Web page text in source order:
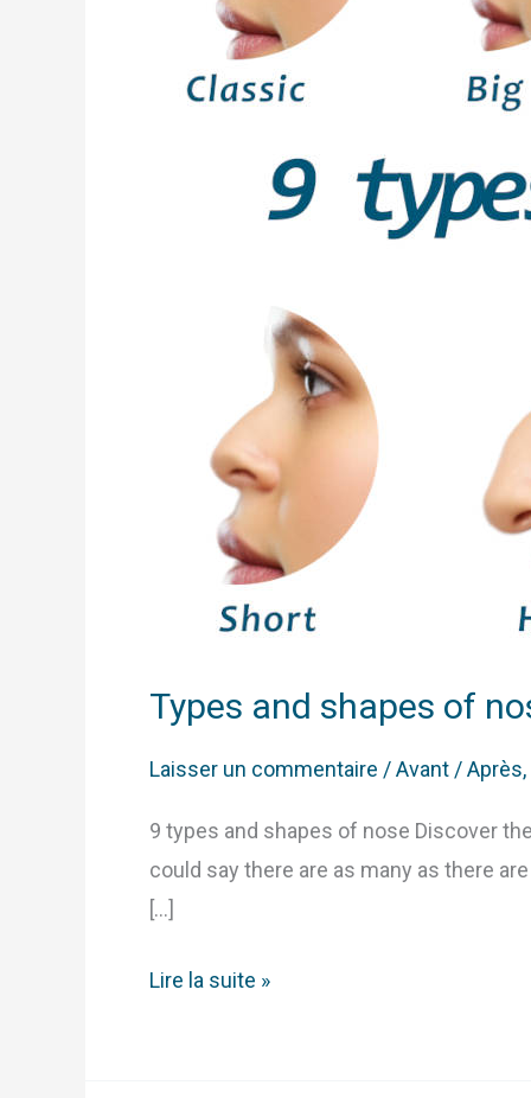
Types and shapes of
Laisser un commentaire /Avant / Après,
9 types and shapes of nose Discover
could say there are as many as there
[…]
Lire la suite »